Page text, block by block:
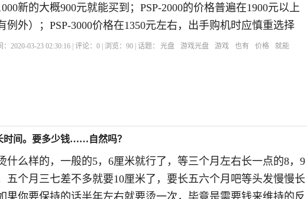
新的大概900元就能买到；PSP-2000的价格普遍在1900元以上
例外）；PSP-3000价格在1350元左右，出手购机时应慎重选择
：2020-03-23 02:30:16 | 评论：0 | 浏览：90 | 话题： 光盘 游戏光盘 游戏 也有 价格 就能
时间。要多少钱……自然吗？
什么样的，一般的5，6厘米就行了，等三个月左右长一点的8，9
五个月三七差不多就要10厘米了，要长五六个月吧等头发慢慢长
果你要保持的话半年左右就要烫一次，毕竟是需要钱来维持的反